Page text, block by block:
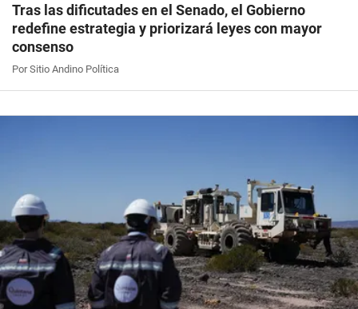
Tras las dificutades en el Senado, el Gobierno
redefine estrategia y priorizará leyes con mayor
consenso
Por Sitio Andino Política